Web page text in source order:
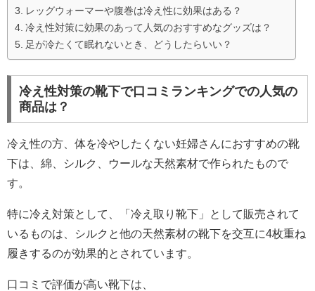
レッグウォーマーや腹巻は冷え性に効果はある？
冷え性対策に効果のあって人気のおすすめなグッズは？
足が冷たくて眠れないとき、どうしたらいい？
冷え性対策の靴下で口コミランキングでの人気の
商品は？
冷え性の方、体を冷やしたくない妊婦さんにおすすめの靴
下は、綿、シルク、ウールな天然素材で作られたもので
す。
特に冷え対策として、「冷え取り靴下」として販売されて
いるものは、シルクと他の天然素材の靴下を交互に4枚重ね
履きするのが効果的とされています。
口コミで評価が高い靴下は、